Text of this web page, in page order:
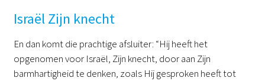
Israël Zijn knecht
En dan komt die prachtige afsluiter: “Hij heeft het
opgenomen voor Israël, Zijn knecht, door aan Zijn
barmhartigheid te denken, zoals Hij gesproken heeft tot